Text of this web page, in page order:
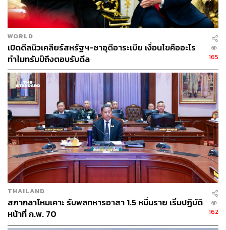
WORLD
เปิดดีลนิวเคลียร์สหรัฐฯ-ซาอุดีอาระเบีย เงื่อนไขคืออะไร
ทำไมทรัมป์ถึงตอบรับดีล
165
THAILAND
สภากลาโหมเคาะ รับพลทหารอาสา 1.5 หมื่นราย เริ่มปฏิบัติ
หน้าที่ ก.พ. 70
162